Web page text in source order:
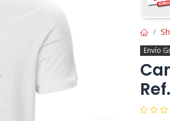
Envío